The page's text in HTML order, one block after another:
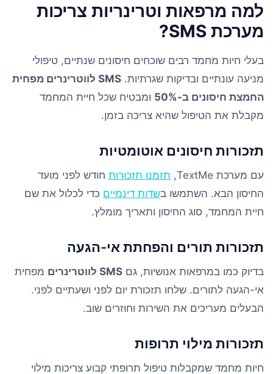
למה מרפאות וטרינריות צריכות
מערכת SMS?
בעלי חיות מחמד רבים שוכחים חיסונים שנתיים, טיפולי
מניעה עונתיים ובדיקות שגרתיות.
SMS לווטרינרים מפחית
החמצת חיסונים ב-50%
ומבטיח שכל חיית המחמד
מקבלת את הטיפול שהיא צריכה בזמן.
תזכורות חיסונים אוטומטיות
עם מערכת TextMe, תזמנו תזכורות חודש לפני מועד
החיסון הבא. השתמשו בשדות דינמיים כדי לכלול את שם
חיית המחמד, סוג החיסון ותאריך מומלץ.
תזכורות תורים והפחתת אי-הגעה
בדיוק כמו במרפאות אנושיות, גם SMS לווטרינרים
מפחית
אי-הגעה לתורים. שלחו תזכורת יום לפני ושעתיים לפני.
הבעלים מעריכים את השירות וחוזרים שוב.
תזכורות מילוי תרופות
חיות מחמד שמקבלות טיפול תרופתי קבוע צריכות מילוי